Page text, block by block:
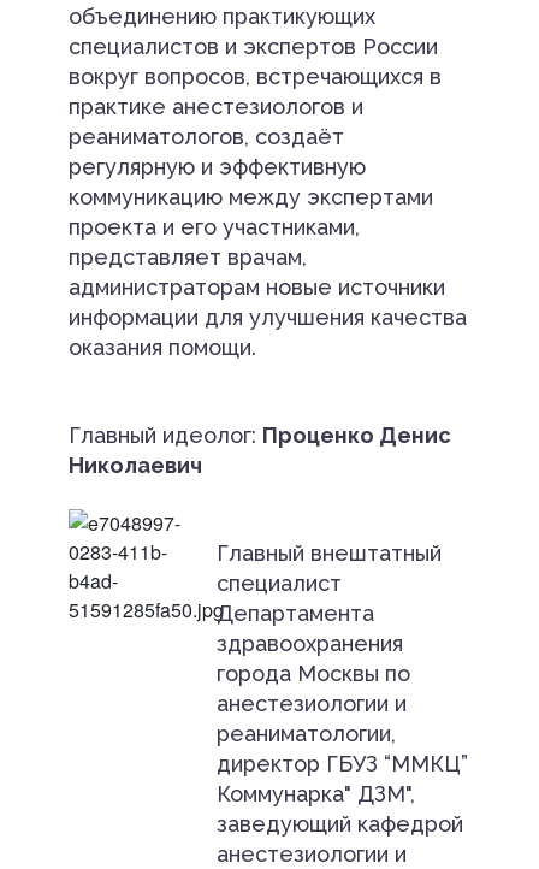
объединению практикующих
специалистов и экспертов России
вокруг вопросов, встречающихся в
практике анестезиологов и
реаниматологов, создаёт
регулярную и эффективную
коммуникацию между экспертами
проекта и его участниками,
представляет врачам,
администраторам новые источники
информации для улучшения качества
оказания помощи.
Главный идеолог: Проценко Денис
Николаевич
Главный внештатный
специалист
Департамента
здравоохранения
города Москвы по
анестезиологии и
реаниматологии,
директор ГБУЗ “ММКЦ”
Коммунарка" ДЗМ",
заведующий кафедрой
анестезиологии и